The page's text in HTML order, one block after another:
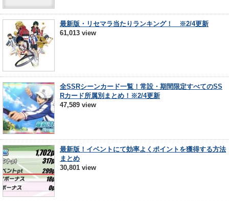
最新版・リセマラ当たりランキング！ ※2/4更新
61,013 view
全SSRシーンカード一覧！常設・期間限定すべてのSS
Rカード所属別まとめ！※2/4更新
47,589 view
最新版！イベントにて効率よくポイントを獲得する方法
まとめ
30,801 view